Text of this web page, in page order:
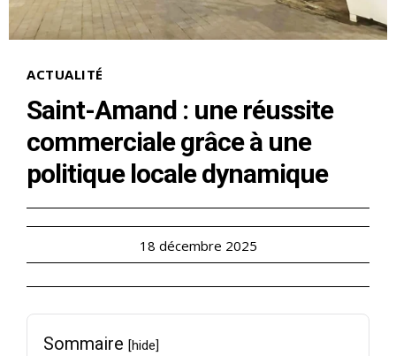
ACTUALITÉ
Saint-Amand : une réussite
commerciale grâce à une
politique locale dynamique
18 décembre 2025
Sommaire [hide]